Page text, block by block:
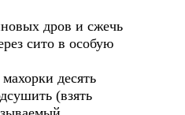
дров и сжечь
сито в особую
десять
(взять